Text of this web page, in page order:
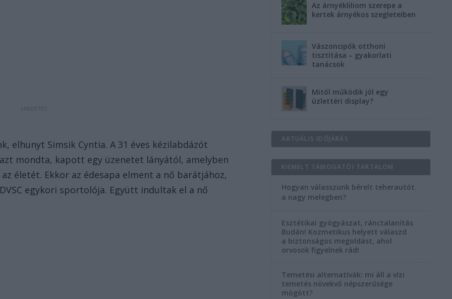
elhunyt Simsik Cyntia. A 31 éves kézilabdázót
mondta, kapott egy üzenetet lányától, amelyben
életét. Ekkor az édesapa elment a nő barátjához,
egykori sportolója. Együtt indultak el a nő
Az árnyékliliom szerepe a
kertek árnyékos szegleteiben
Vászoncipők otthoni
tisztítása – gyakorlati
tanácsok
Mitől működik jól egy
üzlettéri display?
AKTUÁLIS IDŐJÁRÁS
KIEMELT TÁMOGATÓI TARTALOM
Hogyan válasszunk bérelt teherautót
a nagy melegben?
Esztétikai gyógyászat, ránctalanítás
Budán! Kozmetikus helyett válaszd
a biztonságos megoldást, ahol
orvosok figyelnek rád!
Temetési alternatívák: mi áll a vízi
temetés növekvő népszerűsége
mögött?